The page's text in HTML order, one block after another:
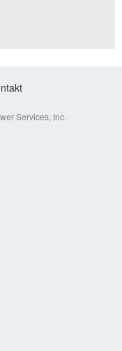
Services, Inc.